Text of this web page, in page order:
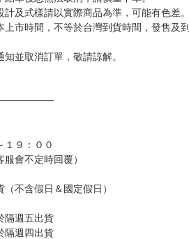
作天內未有任何反應，將直接加入黑名
最終公布為主。
後出版，還請注意。
程錄影拍照存證，以保障買賣家雙方權益
單後恕無法取消，請慎重下單。
及式樣請以實際商品為準，可能有色差。
並取消訂單，敬請諒解。